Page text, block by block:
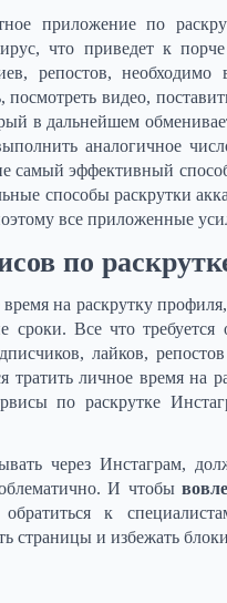
приложение по
что приведет к
репостов, необходимо
видео,
в дальнейшем
аналогичное
самый эффективный
способы раскрутки
все приложенные
по
на раскрутку
Все что требуется
лайков,
личное время на
по раскрутке
через Инстаграм,
И чтобы
к
страницы и избежать